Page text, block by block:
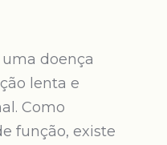
doença
lenta e
Como
função, existe